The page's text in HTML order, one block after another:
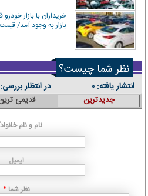
خریداران با بازار
بازار به وجود آمد/
نظر شما چیست؟
انتشار یافته: ۰ در انتظار بررسی:
جدیدترین قدیمی
نام و نام
ایمیل
نظر شما *